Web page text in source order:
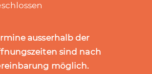
ausserhalb der
sind nach
möglich.